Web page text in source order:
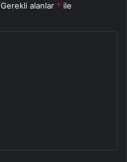
Gerekli alanlar * ile